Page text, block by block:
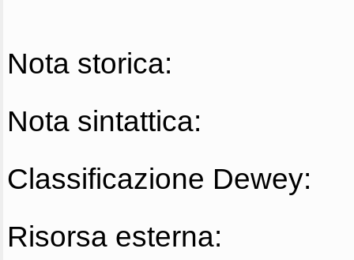
Nota storica:
Nota sintattica:
Classificazione Dewey:
Risorsa esterna: